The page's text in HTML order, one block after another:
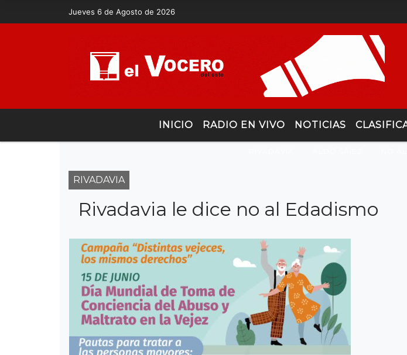
Jueves 6 de Agosto de 2026
INICIO RADIO EN VIVO NOTICIAS
RIVADAVIA
Rivadavia le dice no al Edadismo